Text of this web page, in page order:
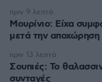
Μουρίνιο: Είχα
μετά την
πριν 9 λεπτά
Σουπιές: Το
συνταγές
πριν 13 λεπτά